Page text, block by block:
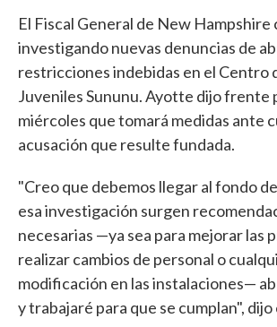
El Fiscal General de New Hampshire
investigando nuevas denuncias de
restricciones indebidas en el Centro
Juveniles Sununu. Ayotte dijo frente
miércoles que tomará medidas ante
acusación que resulte fundada.
"Creo que debemos llegar al fondo
esa investigación surgen
necesarias —ya sea para mejorar las
realizar cambios de personal o
modificación en las instalaciones—
y trabajaré para que se cumplan", dijo